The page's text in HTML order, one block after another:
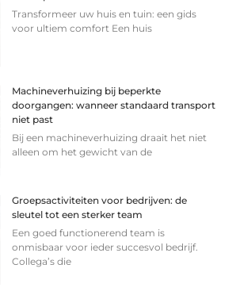
Transformeer uw huis en tuin: een gids
voor ultiem comfort Een huis
Machineverhuizing bij beperkte
doorgangen: wanneer standaard transport
niet past
Bij een machineverhuizing draait het niet
alleen om het gewicht van de
Groepsactiviteiten voor bedrijven: de
sleutel tot een sterker team
Een goed functionerend team is
onmisbaar voor ieder succesvol bedrijf.
Collega’s die